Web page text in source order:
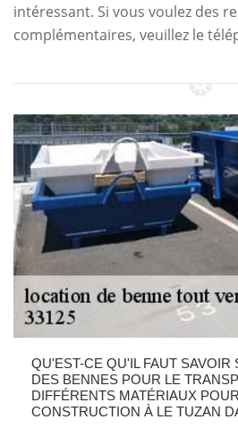
intéressant. Si vous voulez des
complémentaires, veuillez le
QU'EST-CE QU'IL FAUT SAVOIR
DES BENNES POUR LE
DIFFÉRENTS MATÉRIAUX
CONSTRUCTION À LE TUZAN